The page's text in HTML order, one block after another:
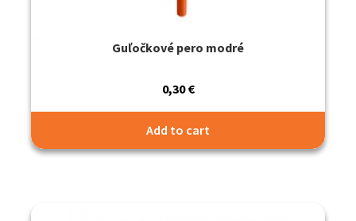
Guľočkové pero modré
0,30€
Add to cart